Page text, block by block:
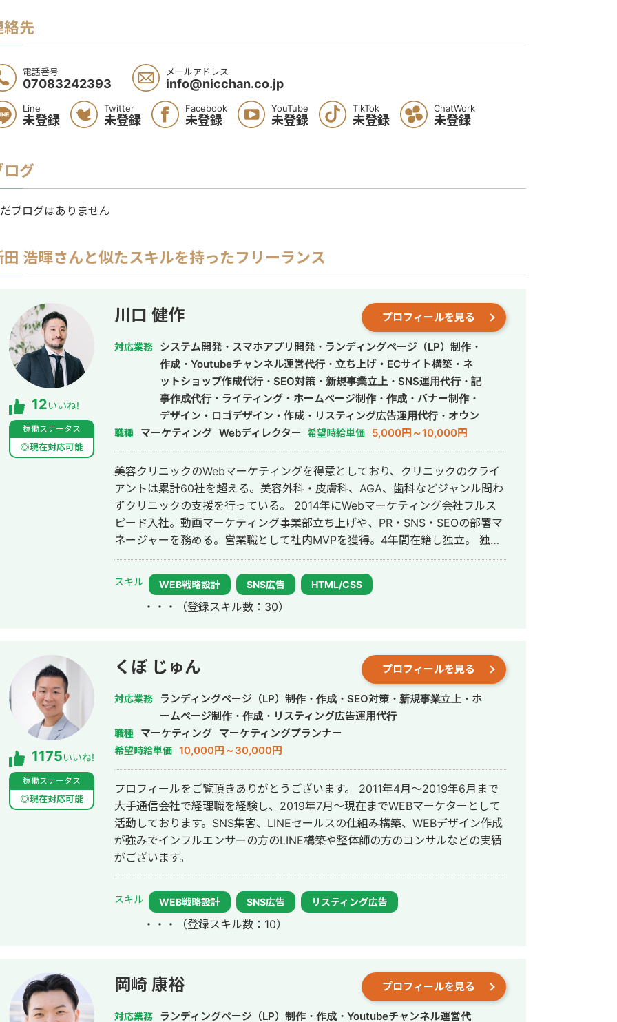
絡先
電話番号
07083242393
メールアドレス
info@nicchan.co.jp
Line
未登録
Twitter
未登録
Facebook
未登録
YouTube
未登録
TikTok
未登録
ChatWork
未登録
ログ
ブログはありません
田 浩暉さんと似たスキルを持ったフリーランス
12いいね!
稼働ステータス
◎現在対応可能
川口 健作 プロフィールを見る
対応業務
システム開発・スマホアプリ開発・ランディングページ（LP）制作・
作成・Youtubeチャンネル運営代行・立ち上げ・ECサイト構築・ネ
ットショップ作成代行・SEO対策・新規事業立上・SNS運用代行・記
事作成代行・ライティング・ホームページ制作・作成・バナー制作・
デザイン・ロゴデザイン・作成・リスティング広告運用代行・オウン
ドメディア制作・構築・運用代行・動画制作・動画編集・営業代行
職種 マーケティング Webディレクター 希望時給単価 5,000円～10,000円
美容クリニックのWebマーケティングを得意としており、クリニックのクライ
アントは累計60社を超える。美容外科・皮膚科、AGA、歯科などジャンル問わ
ずクリニックの支援を行っている。 2014年にWebマーケティング会社フルス
ピード入社。動画マーケティング事業部立ち上げや、PR・SNS・SEOの部署マ
ネージャーを務める。営業職として社内MVPを獲得。4年間在籍し独立。 独立
後はフリーランスとなり、フロントエンドエンジニア兼総合Webマーケターと
して活動。現在はWebコンサルティング会社を創設し、法人としてStockSunに
スキル WEB戦略設計 SNS広告 HTML/CSS
・・・ （登録スキル数：30）
1175いいね!
稼働ステータス
◎現在対応可能
くぼ じゅん プロフィールを見る
対応業務
ランディングページ（LP）制作・作成・SEO対策・新規事業立上・ホ
ームページ制作・作成・リスティング広告運用代行
職種 マーケティング マーケティングプランナー
希望時給単価 10,000円～30,000円
プロフィールをご覧頂きありがとうございます。 2011年4月～2019年6月まで
大手通信会社で経理職を経験し、2019年7月～現在までWEBマーケターとして
活動しております。SNS集客、LINEセールスの仕組み構築、WEBデザイン作成
が強みでインフルエンサーの方のLINE構築や整体師の方のコンサルなどの実績
がございます。
スキル WEB戦略設計 SNS広告 リスティング広告
・・・ （登録スキル数：10）
岡崎 康裕 プロフィールを見る
対応業務 ランディングページ（LP）制作・作成・Youtubeチャンネル運営代